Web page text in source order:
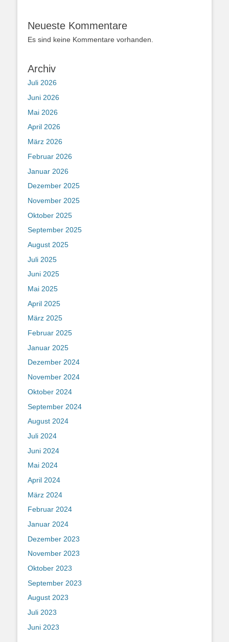
Neueste Kommentare
Es sind keine Kommentare vorhanden.
Archiv
Juli 2026
Juni 2026
Mai 2026
April 2026
März 2026
Februar 2026
Januar 2026
Dezember 2025
November 2025
Oktober 2025
September 2025
August 2025
Juli 2025
Juni 2025
Mai 2025
April 2025
März 2025
Februar 2025
Januar 2025
Dezember 2024
November 2024
Oktober 2024
September 2024
August 2024
Juli 2024
Juni 2024
Mai 2024
April 2024
März 2024
Februar 2024
Januar 2024
Dezember 2023
November 2023
Oktober 2023
September 2023
August 2023
Juli 2023
Juni 2023